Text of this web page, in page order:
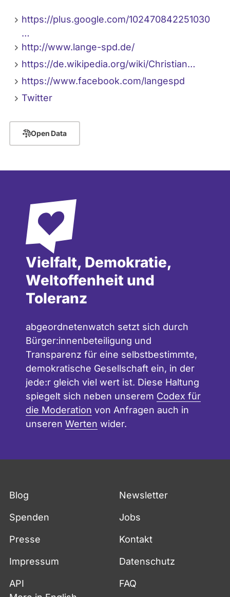
https://plus.google.com/102470842251030
…
http://www.lange-spd.de/
https://de.wikipedia.org/wiki/Christian…
https://www.facebook.com/langespd
Twitter
Open Data
Vielfalt, Demokratie,
Weltoffenheit und
Toleranz
abgeordnetenwatch setzt sich durch
Bürger:innenbeteiligung und
Transparenz für eine selbstbestimmte,
demokratische Gesellschaft ein, in der
jede:r gleich viel wert ist. Diese Haltung
spiegelt sich neben unserem Codex für
die Moderation von Anfragen auch in
unseren Werten wider.
Blog Newsletter
Spenden Jobs
Presse Kontakt
Impressum Datenschutz
API
FAQ